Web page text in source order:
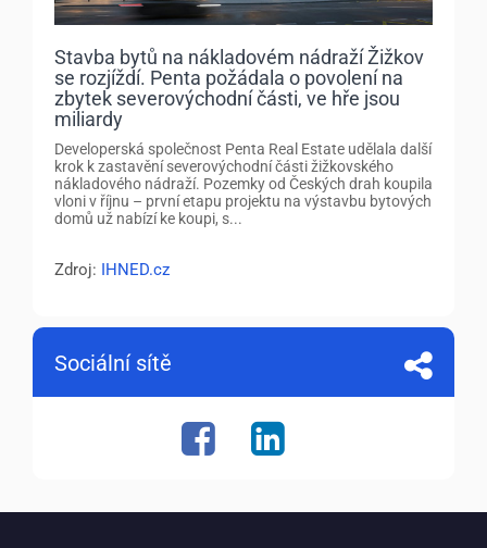
Stavba bytů na nákladovém nádraží Žižkov
se rozjíždí. Penta požádala o povolení na
zbytek severovýchodní části, ve hře jsou
miliardy
Developerská společnost Penta Real Estate udělala další
krok k zastavění severovýchodní části žižkovského
nákladového nádraží. Pozemky od Českých drah koupila
vloni v říjnu – první etapu projektu na výstavbu bytových
domů už nabízí ke koupi, s...
Zdroj: IHNED.cz
Sociální sítě